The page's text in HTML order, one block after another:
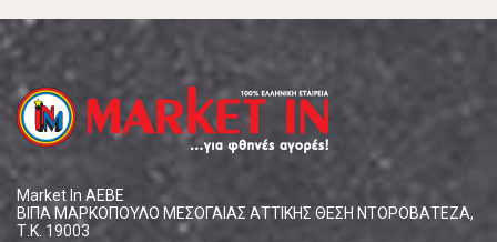
Market In ΑΕΒΕ
ΒΙΠΑ ΜΑΡΚΟΠΟΥΛΟ ΜΕΣΟΓΑΙΑΣ ΑΤΤΙΚΗΣ ΘΕΣΗ ΝΤΟΡΟΒΑΤΕΖΑ,
Τ.Κ. 19003